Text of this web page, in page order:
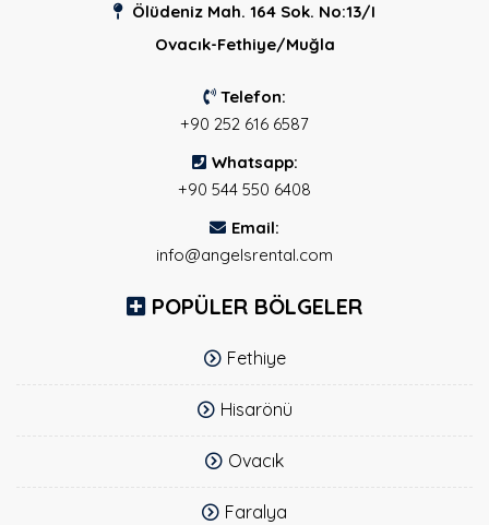
Ölüdeniz Mah. 164 Sok. No:13/I
Ovacık-Fethiye/Muğla
Telefon:
+90 252 616 6587
Whatsapp:
+90 544 550 6408
Email:
info@angelsrental.com
POPÜLER BÖLGELER
Fethiye
Hisarönü
Ovacık
Faralya